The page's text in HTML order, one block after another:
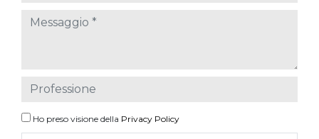
Ho preso visione della Privacy Policy